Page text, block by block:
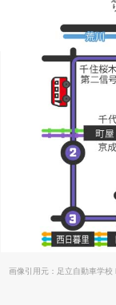
画像引用元：足立自動車学校